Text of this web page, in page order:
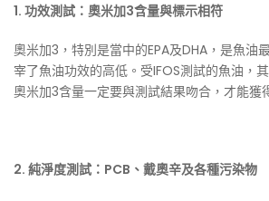
1. 功效測試：奧米加3含量與標示相符
奧米加3，特別是當中的EPA及DHA，是魚油
宰了魚油功效的高低。受IFOS測試的魚油，
奧米加3含量一定要與測試結果吻合，才能獲
2. 純淨度測試：PCB、戴奧辛及各種污染物